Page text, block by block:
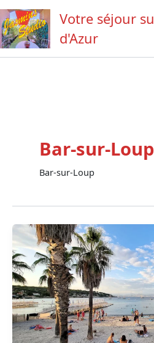
au
contenu
Votre séjour
d'Azur
Bar-sur-Loup
Bar-sur-Loup